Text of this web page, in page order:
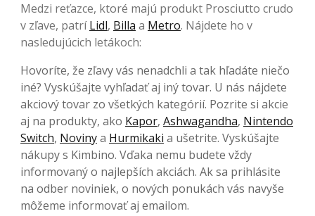
Medzi reťazce, ktoré majú produkt Prosciutto crudo
v zľave, patríLidl, Billa a Metro. Nájdete ho v
nasledujúcich letákoch:
Hovoríte, že zľavy vás nenadchli a tak hľadáte niečo
iné? Vyskúšajte vyhľadať aj iný tovar. U nás nájdete
akciový tovar zo všetkých kategórií. Pozrite si akcie
aj na produkty, ako Kapor, Ashwagandha, Nintendo
Switch, Novinya Hurmikaki a ušetrite. Vyskúšajte
nákupy s Kimbino. Vďaka nemu budete vždy
informovaný o najlepších akciách. Ak sa prihlásite
na odber noviniek, o nových ponukách vás navyše
môžeme informovať aj emailom.